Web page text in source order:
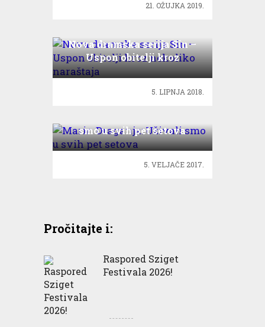
21. OŽUJKA 2019.
Nova dramska serija Sin –
Uspon obitelji kroz
nekoliko naraštaja
5. LIPNJA 2018.
smo u svih pet setova
5. VELJAČE 2017.
Pročitajte i:
Raspored Sziget
Festivala 2026!